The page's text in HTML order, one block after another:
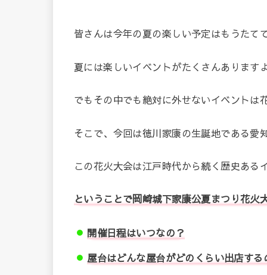
皆さんは今年の夏の楽しい予定はもうたて
夏には楽しいイベントがたくさんあります
でもその中でも絶対に外せないイベントは
そこで、今回は徳川家康の生誕地である愛
この花火大会は江戸時代から続く歴史あ
ということで岡崎城下家康公夏まつり花火
開催日程はいつなの？
屋台はどんな屋台がどのくらい出店する